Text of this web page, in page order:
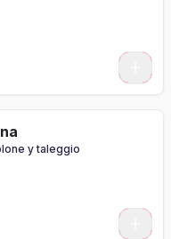
y taleggio